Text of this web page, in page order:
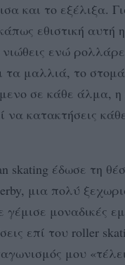
και το εξέλιξα.
εθιστική αυτή
ενώ
τα μαλλιά, το
σε κάθε άλμα, η
να κατακτήσεις
skating έδωσε τη
μια πολύ
μοναδικές
επί του roller
μου